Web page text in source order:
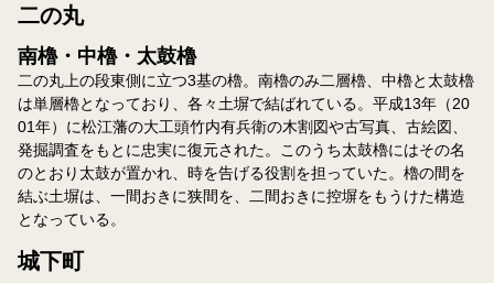
二の丸
南櫓・中櫓・太鼓櫓
二の丸上の段東側に立つ3基の櫓。南櫓のみ二層櫓、中櫓と太鼓櫓
は単層櫓となっており、各々土塀で結ばれている。平成13年（20
01年）に松江藩の大工頭竹内有兵衛の木割図や古写真、古絵図、
発掘調査をもとに忠実に復元された。このうち太鼓櫓にはその名
のとおり太鼓が置かれ、時を告げる役割を担っていた。櫓の間を
結ぶ土塀は、一間おきに狭間を、二間おきに控塀をもうけた構造
となっている。
城下町